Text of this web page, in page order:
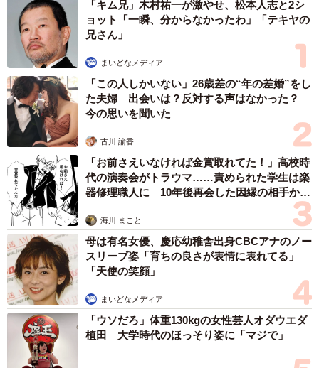
「キム兄」木村祐一が激やせ、松本人志と2シ
ョット「一瞬、分からなかったわ」「テキヤの
兄さん」
まいどなメディア
「この人しかいない」26歳差の“年の差婚”をし
た夫婦 出会いは？反対する声はなかった？
今の思いを聞いた
古川 諭香
「お前さえいなければ金賞取れてた！」高校時
代の演奏会がトラウマ……責められた学生は楽
器修理職人に 10年後再会した因縁の相手から
海川 まこと
母は有名女優、慶応幼稚舎出身CBCアナのノー
スリーブ姿「育ちの良さが表情に表れてる」
「天使の笑顔」
まいどなメディア
「ウソだろ」体重130kgの女性芸人オダウエダ
植田 大学時代のほっそり姿に「マジで」